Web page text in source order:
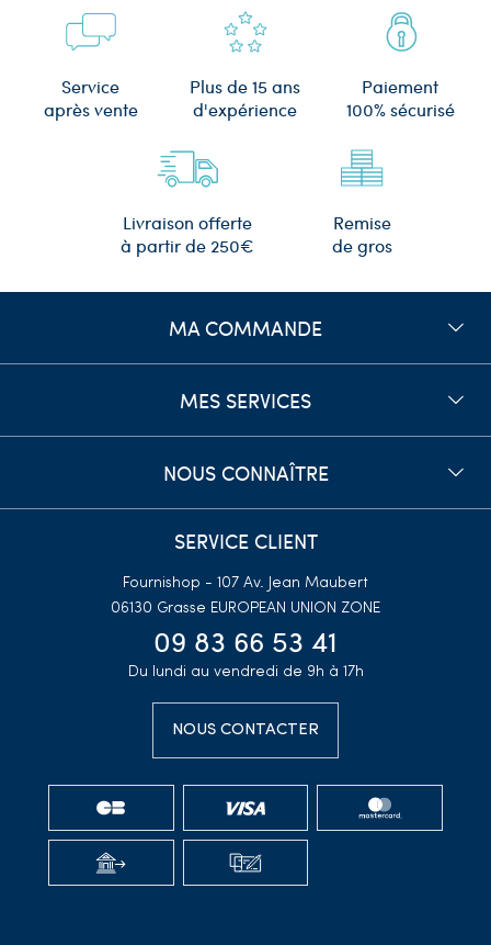
Vente en gros de bijoux attrapes rêves
en argent 925 pour détaillants
Notre collection de bijoux attrape-rêves en argent 925est conçue pour
de pièces, notamment des colliers, des bracelets et des boucles d'oreilles,
qui accordent une grande attention aux détails et à la qualité des
argent 925 pas cher
attrape-rêves en argent 925d'une qualité supérieure, associés à des tarifs
soyez un détaillant ou un revendeur.
N'attendez plus pour enrichir votre offre avec nos magnifiques
attrape-rêves en argent 925. Contactez-nous dès aujourd'hui pour
découvrir notre collection et offrez à vos clients des bijoux spirituels et
Service
après vente
Plus de 15 ans
d'expérience
Paiement
100% sécurisé
Livraison offerte
à partir de 250€
Remise
de gros
MA COMMANDE
MES SERVICES
NOUS CONNAÎTRE
SERVICE CLIENT
Fournishop - 107 Av. Jean Maubert
06130 Grasse EUROPEAN UNION ZONE
09 83 66 53 41
Du lundi au vendredi de 9h à 17h
NOUS CONTACTER